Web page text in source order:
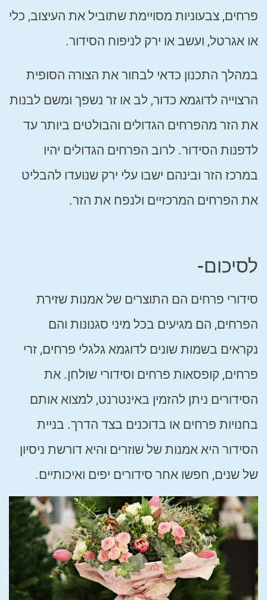
פרחים, צבעוניות מסויימת שתוביל את העיצוב, כלי
או אגרטל, ועשב או ירק לניפוח הסידור.
במהלך התכנון כדאי לבחור את הצורה הסופית
הרצוייה לדוגמא כדור, לב או זר נשפך ומשם לבנות
את הזר מהפרחים הגדולים והבולטים ביותר עד
לדפנות הסידור. לרוב הפרחים הגדולים יהיו
במרכז הזר ובינהם ישבו עלי ירק שנועדו להבליט
את הפרחים המרכזיים ולנפח את הזר.
לסיכום-
סידורי פרחים הם התוצרים של אמנות שזירת
הפרחים, הם מגיעים בכל מיני סגנונות והם
נקראים בשמות שונים לדוגמא גלגלי פרחים, זרי
פרחים, קופסאות פרחים וסידורי שולחן. את
הסידורים ניתן להזמין באינטרנט, למצוא אותם
בחנויות פרחים או בדוכנים בצד הדרך. בניית
הסידור היא אמנות של שוזרים והיא דורשת ניסיון
של שנים, חפשו אחר סידורים יפים ואיכותיים.